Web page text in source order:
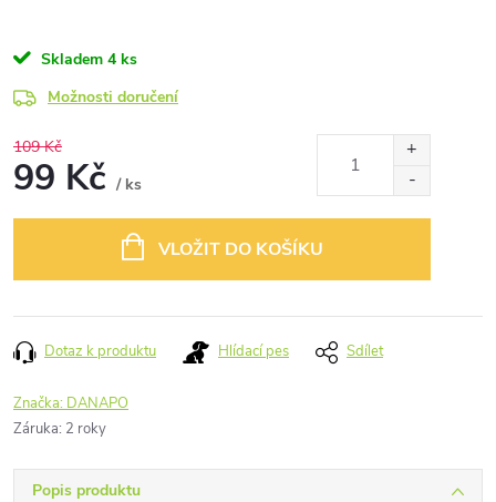
Skladem 4 ks
Možnosti doručení
109 Kč
99 Kč / ks
VLOŽIT DO KOŠÍKU
Dotaz k produktu Hlídací pes Sdílet
Značka: DANAPO
Záruka: 2 roky
Popis produktu